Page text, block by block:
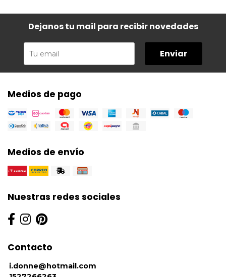
Dejanos tu mail para recibir novedades
Enviar
Medios de pago
Medios de envío
Nuestras redes sociales
Contacto
i.donne@hotmail.com